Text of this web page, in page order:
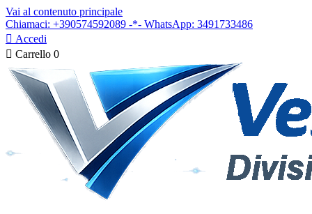
Vai al contenuto principale
Chiamaci: +390574592089 -*- WhatsApp: 3491733486
 Accedi
 Carrello 0